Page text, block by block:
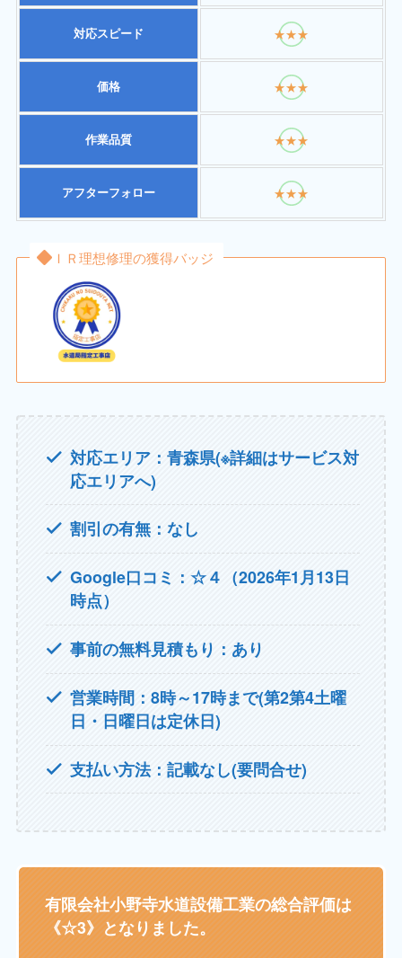
対応スピード ★★★
価格 ★★★
作業品質 ★★★
アフターフォロー ★★★
ＩＲ理想修理の獲得バッジ
対応エリア：青森県(※詳細はサービス対
応エリアへ)
割引の有無：なし
Google口コミ：☆４（2026年1月13日
時点）
事前の無料見積もり：あり
営業時間：8時～17時まで(第2第4土曜
日・日曜日は定休日)
支払い方法：記載なし(要問合せ)
有限会社小野寺水道設備工業の総合評価は
《☆3》となりました。